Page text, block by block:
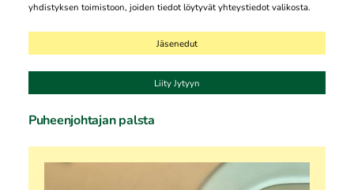
yhdistyksen toimistoon, joiden tiedot löytyvät yhteystiedot valikosta.
Jäsenedut
Liity Jytyyn
Puheenjohtajan palsta